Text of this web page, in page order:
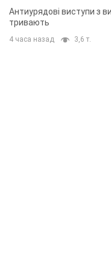
Антиурядові виступи з
тривають
4 часа назад 3,6 т.